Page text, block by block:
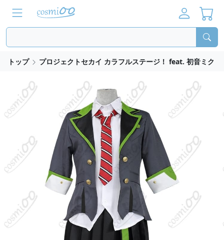
トップ プロジェクトセカイ カラフルステージ！ feat. 初音ミク